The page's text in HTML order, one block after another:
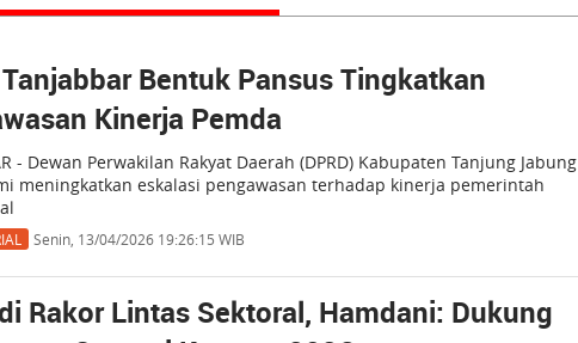
Tanjabbar Bentuk Pansus Tingkatkan
Kinerja Pemda
- Dewan Perwakilan Rakyat Daerah (DPRD) Kabupaten Tanjung Jabung
meningkatkan eskalasi pengawasan terhadap kinerja pemerintah
Senin, 13/04/2026 19:26:15 WIB
Rakor Lintas Sektoral, Hamdani: Dukung